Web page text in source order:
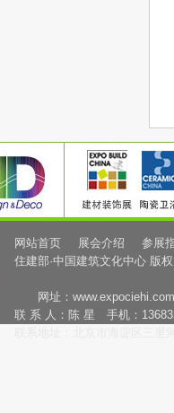
网站首页 展会介绍 参展
住建部·中国建筑文化中心
网址： www.expociehi.com
联 系 人：陈 星 手机：